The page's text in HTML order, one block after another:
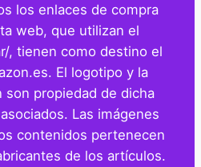
los enlaces de compra
web, que utilizan el
, tienen como destino el
El logotipo y la
son propiedad de dicha
Las imágenes
contenidos pertenecen
de los artículos.